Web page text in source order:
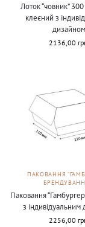
Лоток “човник”
клеєний з
дизайном
2136,00
ПАКОВАННЯ
Паковання
з індивідуальним
2256,00